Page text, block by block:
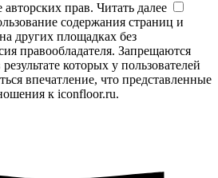
прав. Читать далее
содержания страниц и
других площадках без
правообладателя. Запрещаются
которых у пользователей
впечатление, что представленные
к iconfloor.ru.